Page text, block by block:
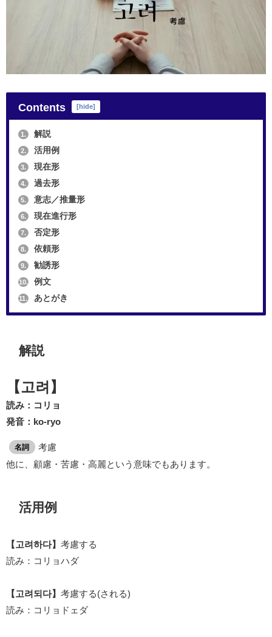
Contents hide
1. 解説
2. 活用例
3. 現在形
4. 過去形
5. 意志／推量形
6. 現在進行形
7. 否定形
8. 依頼形
9. 勧誘形
10. 例文
11. あとがき
解説
【고려】
読み：コリョ
発音：ko-ryo
名詞
考慮
他に、顧慮・苦慮・高麗という意味でもあります。
活用例
【고려하다】 考慮する
読み：コリョハダ
【고려되다】 考慮する(される)
読み：コリョドェダ